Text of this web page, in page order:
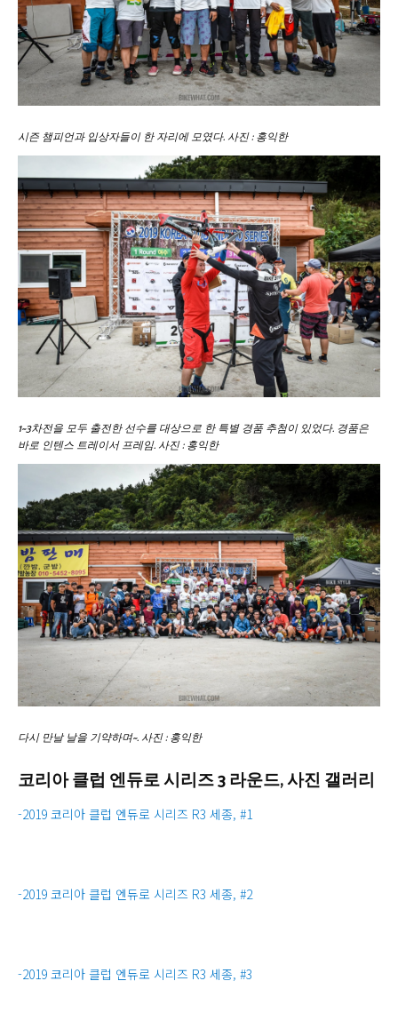
시즌 챔피언과 입상자들이 한 자리에 모였다. 사진 : 홍익한
1~3차전을 모두 출전한 선수를 대상으로 한 특별 경품 추첨이 있었다. 경품은
바로 인텐스 트레이서 프레임. 사진 : 홍익한
다시 만날 날을 기약하며~. 사진 : 홍익한
코리아 클럽 엔듀로 시리즈 3 라운드, 사진 갤러리
-2019 코리아 클럽 엔듀로 시리즈 R3 세종, #1
-2019 코리아 클럽 엔듀로 시리즈 R3 세종, #2
-2019 코리아 클럽 엔듀로 시리즈 R3 세종, #3